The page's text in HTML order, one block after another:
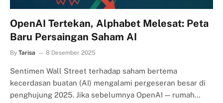
OpenAI Tertekan, Alphabet Melesat: Peta
Baru Persaingan Saham AI
By Tarisa 8 Desember 2025
Sentimen Wall Street terhadap saham bertema
kecerdasan buatan (AI) mengalami pergeseran besar di
penghujung 2025. Jika sebelumnya OpenAI — rumah…